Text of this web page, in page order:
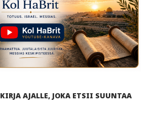
KIRJA AJALLE, JOKA ETSII SUUNTAA